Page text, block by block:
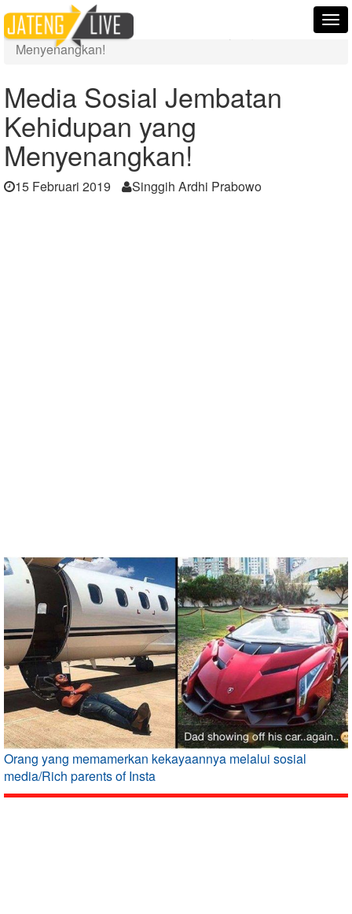
Home
Berita
Media Sosial Jembatan Kehidupan yang
Menyenangkan!
Media Sosial Jembatan
Kehidupan yang
Menyenangkan!
15 Februari 2019 Singgih Ardhi Prabowo
Orang yang memamerkan kekayaannya melalui sosial
media/Rich parents of Insta